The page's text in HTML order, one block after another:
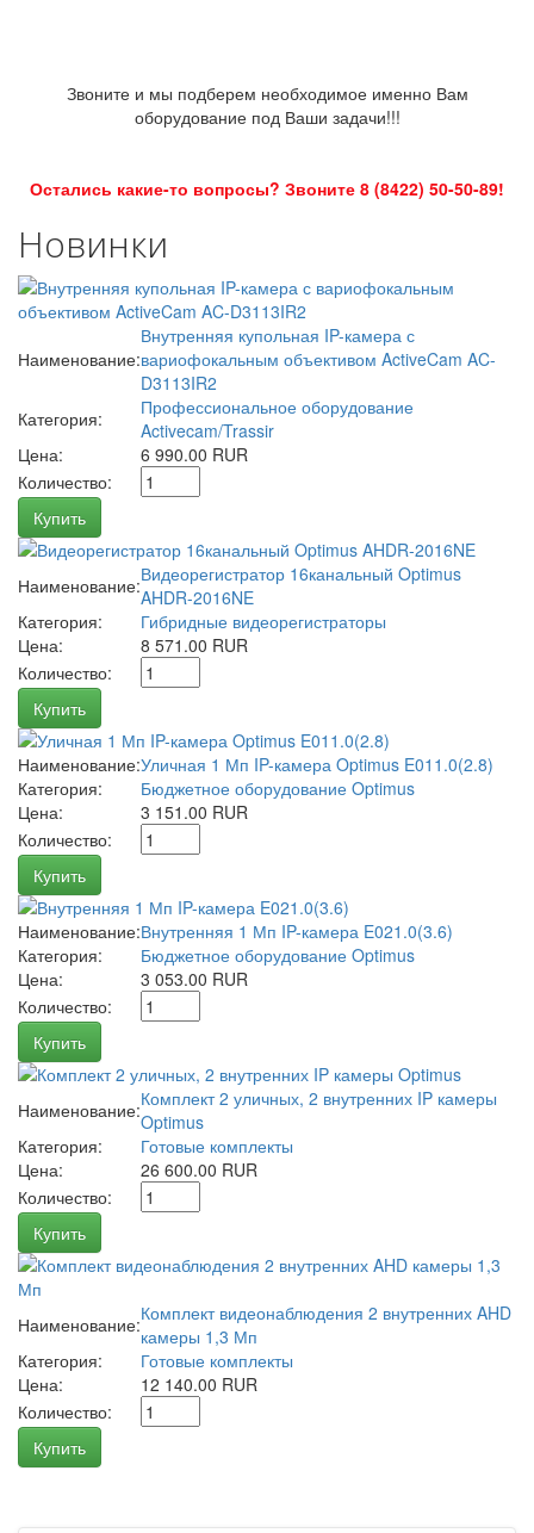
Звоните и мы подберем необходимое именно Вам
оборудование под Ваши задачи!!!
Остались какие-то вопросы? Звоните 8 (8422) 50-50-89!
Новинки
Наименование:
Внутренняя купольная IP-камера с
вариофокальным объективом ActiveCam AC-
D3113IR2
Категория:
Профессиональное оборудование
Activecam/Trassir
Цена:
6 990.00 RUR
Количество:
Купить
Наименование:Видеорегистратор 16канальный Optimus
AHDR-2016NE
Категория:
Гибридные видеорегистраторы
Цена:
8 571.00 RUR
Количество:
Купить
Наименование:Уличная 1 Мп IP-камера Optimus E011.0(2.8)
Категория:
Бюджетное оборудование Optimus
Цена:
3 151.00 RUR
Количество:
Купить
Наименование:Внутренняя 1 Мп IP-камера E021.0(3.6)
Категория:
Бюджетное оборудование Optimus
Цена:
3 053.00 RUR
Количество:
Купить
Наименование:Комплект 2 уличных, 2 внутренних IP камеры
Optimus
Категория:
Готовые комплекты
Цена:
26 600.00 RUR
Количество:
Купить
Наименование:Комплект видеонаблюдения 2 внутренних AHD
камеры 1,3 Мп
Категория:
Готовые комплекты
Цена:
12 140.00 RUR
Количество:
Купить